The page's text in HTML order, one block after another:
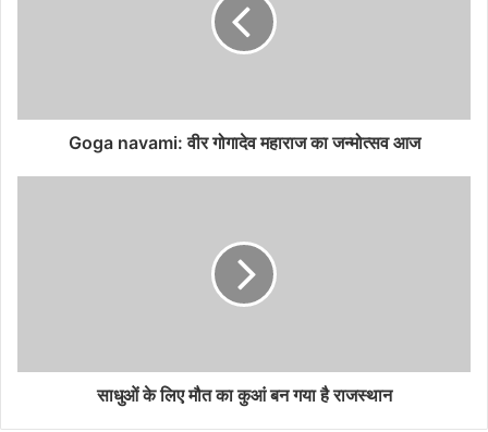
Goga navami: वीर गोगादेव महाराज का जन्मोत्सव आज
साधुओं के लिए मौत का कुआं बन गया है राजस्थान